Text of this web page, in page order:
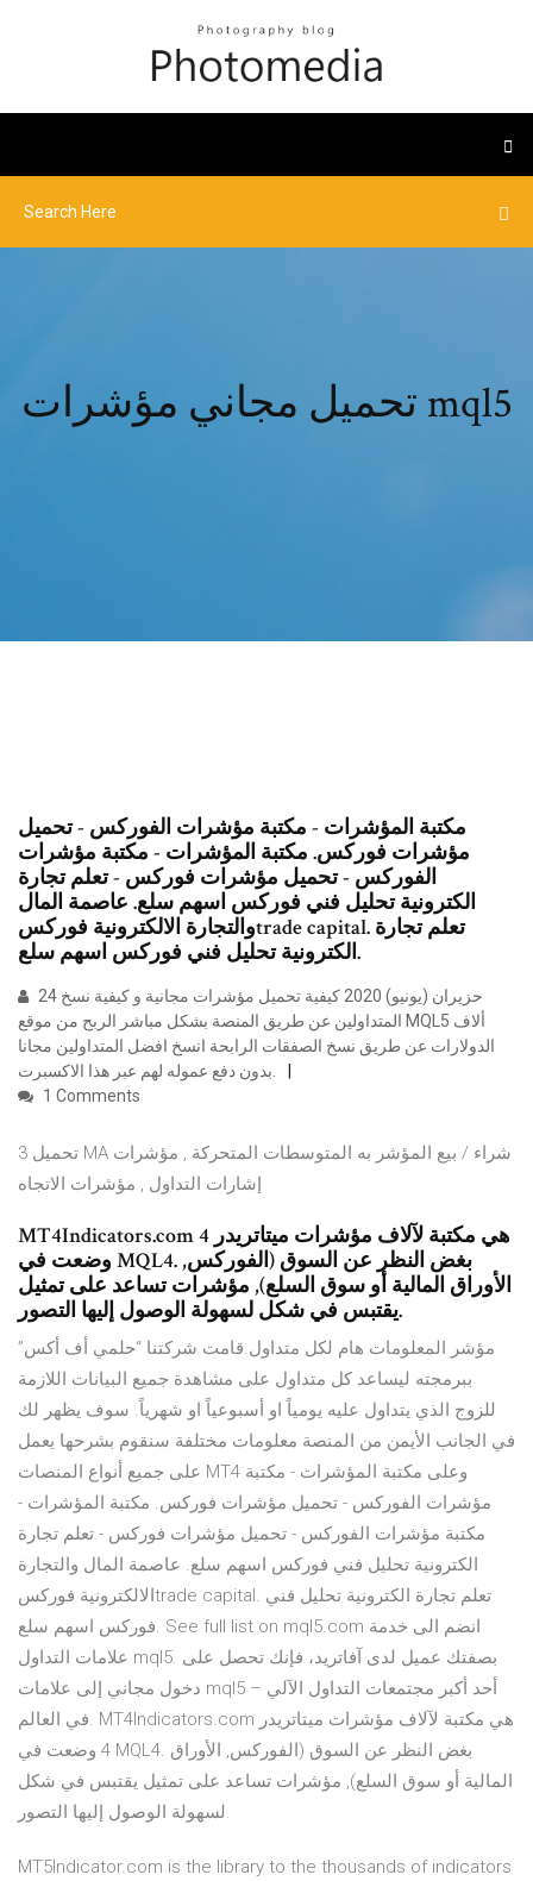
تحميل مجاني مؤشرات mql5
مكتبة المؤشرات - مكتبة مؤشرات الفوركس - تحميل
مؤشرات فوركس. مكتبة المؤشرات - مكتبة مؤشرات
الفوركس - تحميل مؤشرات فوركس - تعلم تجارة
الكترونية تحليل فني فوركس اسهم سلع. عاصمة المال
والتجارة الالكترونية فوركسtrade capital. تعلم تجارة
الكترونية تحليل فني فوركس اسهم سلع.
24 حزيران (يونيو) 2020 كيفية تحميل مؤشرات مجانية و كيفية نسخ
المتداولين عن طريق المنصة بشكل مباشر الربح من موقع MQL5 ألاف
الدولارات عن طريق نسخ الصفقات الرابحة انسخ افضل المتداولين مجانا
بدون دفع عموله لهم عبر هذا الاكسبرت.
1 Comments
تحميل 3 MA شراء / بيع المؤشر به المتوسطات المتحركة , مؤشرات
إشارات التداول , مؤشرات الاتجاه
MT4Indicators.com هي مكتبة لآلاف مؤشرات ميتاتريدر 4
وضعت في MQL4. بغض النظر عن السوق (الفوركس,
الأوراق المالية أو سوق السلع), مؤشرات تساعد على تمثيل
يقتبس في شكل لسهولة الوصول إليها التصور.
مؤشر المعلومات هام لكل متداول.قامت شركتنا “حلمي أف أكس”
ببرمجته ليساعد كل متداول على مشاهدة جميع البيانات اللازمة
للزوج الذي يتداول عليه يومياً او أسبوعياً او شهرياً. سوف يظهر لك
في الجانب الأيمن من المنصة معلومات مختلفة سنقوم بشرحها يعمل
على جميع أنواع المنصات MT4 وعلى مكتبة المؤشرات - مكتبة
مؤشرات الفوركس - تحميل مؤشرات فوركس. مكتبة المؤشرات -
مكتبة مؤشرات الفوركس - تحميل مؤشرات فوركس - تعلم تجارة
الكترونية تحليل فني فوركس اسهم سلع. عاصمة المال والتجارة
الالكترونية فوركسtrade capital. تعلم تجارة الكترونية تحليل فني
فوركس اسهم سلع. See full list on mql5.com انضم الى خدمة
علامات التداول mql5. بصفتك عميل لدى آفاتريد، فإنك تحصل على
دخول مجاني إلى علامات mql5 – أحد أكبر مجتمعات التداول الآلي
في العالم. MT4Indicators.com هي مكتبة لآلاف مؤشرات ميتاتريدر
4 وضعت في MQL4. بغض النظر عن السوق (الفوركس, الأوراق
المالية أو سوق السلع), مؤشرات تساعد على تمثيل يقتبس في شكل
لسهولة الوصول إليها التصور.
MT5Indicator.com is the library to the thousands of indicators